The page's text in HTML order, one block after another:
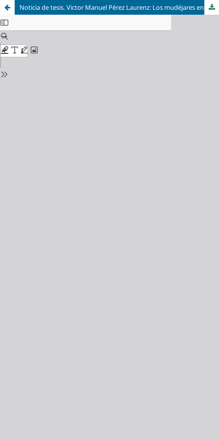
Noticia de tesis. Victor Manuel Pérez Laurenz: Los mudéjares en el Reino de Navarra, 1119-1516